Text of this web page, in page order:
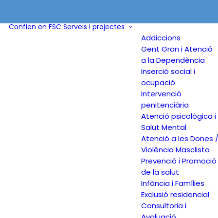
Confien en FSC Serveis i projectes
Addiccions
Gent Gran i Atenció
a la Dependència
Inserció social i
ocupació
Intervenció
penitenciària
Atenció psicològica i
Salut Mental
Atenció a les Dones /
Violència Masclista
Prevenció i Promoció
de la salut
Infància i Famílies
Exclusió residencial
Consultoria i